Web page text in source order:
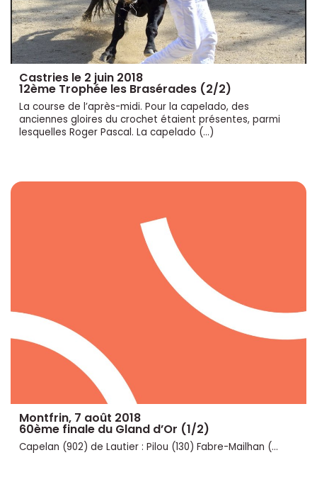
Castries le 2 juin 2018
12ème Trophée les Brasérades (2/2)
La course de l’après-midi. Pour la capelado, des
anciennes gloires du crochet étaient présentes, parmi
lesquelles Roger Pascal. La capelado (…)
Montfrin, 7 août 2018
60ème finale du Gland d’Or (1/2)
Capelan (902) de Lautier : Pilou (130) Fabre-Mailhan (...